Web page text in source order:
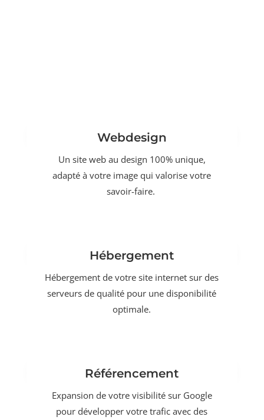
Webdesign
Un site web au design 100% unique,
adapté à votre image qui valorise votre
savoir-faire.
Hébergement
Hébergement de votre site internet sur des
serveurs de qualité pour une disponibilité
optimale.
Référencement
Expansion de votre visibilité sur Google
pour développer votre trafic avec des